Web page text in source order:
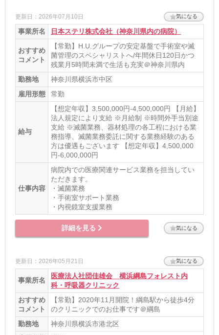
更新日：2026年07月10日 気になる
事業所名 日本ステリ株式会社（神奈川県内の病院）
おすすめ
コメント
【常勤】H.U.グループの安定基盤で手術室や滅
菌管理のスペシャリストへ/年間休日120日かつ
残業月5時間未満で生活も充実＠神奈川県内
勤務地
神奈川県横浜市中区
雇用形態
常勤
給与
【想定年収】3,500,000円-4,500,000円 【月給】
法人規定により支給 ※月給制 ※時間外手当別途
支給 ※滅菌業務、器材処理の各工程における業
務指導、滅菌業務委託に関する業務経験のある
方は優遇もございます 【想定年収】4,500,000
円-6,000,000円
仕事内容
病院内での医療関連サービス業務を担当してい
ただきます。
・滅菌業務
・手術室サポート業務
・内視鏡室支援業務
詳細を見る 気になる
更新日：2026年05月21日 気になる
事業所名
医療法人社団佳雄会 横浜綱島フォレスト内
科・呼吸器クリニック
おすすめ
コメント
【常勤】2020年11月開院！綱島駅から徒歩4分
のクリニックでのお仕事です＠綱島
勤務地
神奈川県横浜市港北区